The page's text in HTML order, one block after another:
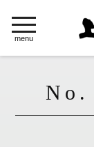
toggle
navigation
menu
No.